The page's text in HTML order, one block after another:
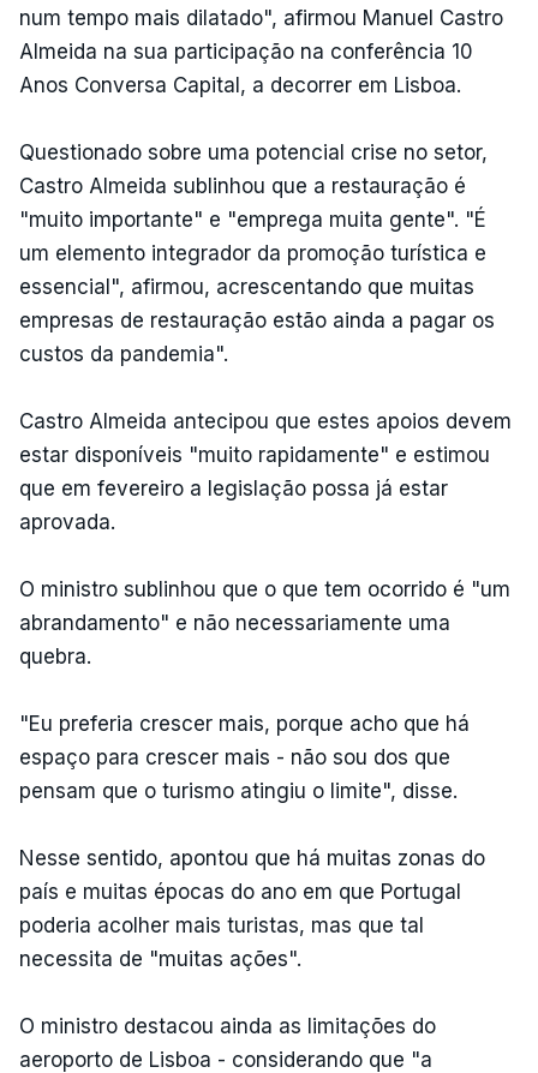
num tempo mais dilatado", afirmou Manuel Castro
Almeida na sua participação na conferência 10
Anos Conversa Capital, a decorrer em Lisboa.
Questionado sobre uma potencial crise no setor,
Castro Almeida sublinhou que a restauração é
"muito importante" e "emprega muita gente". "É
um elemento integrador da promoção turística e
essencial", afirmou, acrescentando que muitas
empresas de restauração estão ainda a pagar os
custos da pandemia".
Castro Almeida antecipou que estes apoios devem
estar disponíveis "muito rapidamente" e estimou
que em fevereiro a legislação possa já estar
aprovada.
O ministro sublinhou que o que tem ocorrido é "um
abrandamento" e não necessariamente uma
quebra.
"Eu preferia crescer mais, porque acho que há
espaço para crescer mais - não sou dos que
pensam que o turismo atingiu o limite", disse.
Nesse sentido, apontou que há muitas zonas do
país e muitas épocas do ano em que Portugal
poderia acolher mais turistas, mas que tal
necessita de "muitas ações".
O ministro destacou ainda as limitações do
aeroporto de Lisboa - considerando que "a